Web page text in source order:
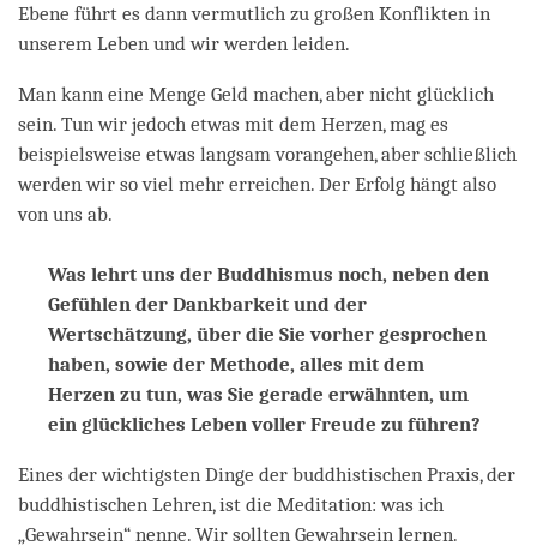
Ebene führt es dann vermutlich zu großen Konflikten in
unserem Leben und wir werden leiden.
Man kann eine Menge Geld machen, aber nicht glücklich
sein. Tun wir jedoch etwas mit dem Herzen, mag es
beispielsweise etwas langsam vorangehen, aber schließlich
werden wir so viel mehr erreichen. Der Erfolg hängt also
von uns ab.
Was lehrt uns der Buddhismus noch, neben den
Gefühlen der Dankbarkeit und der
Wertschätzung, über die Sie vorher gesprochen
haben, sowie der Methode, alles mit dem
Herzen zu tun, was Sie gerade erwähnten, um
ein glückliches Leben voller Freude zu führen?
Eines der wichtigsten Dinge der buddhistischen Praxis, der
buddhistischen Lehren, ist die Meditation: was ich
„Gewahrsein“ nenne. Wir sollten Gewahrsein lernen.